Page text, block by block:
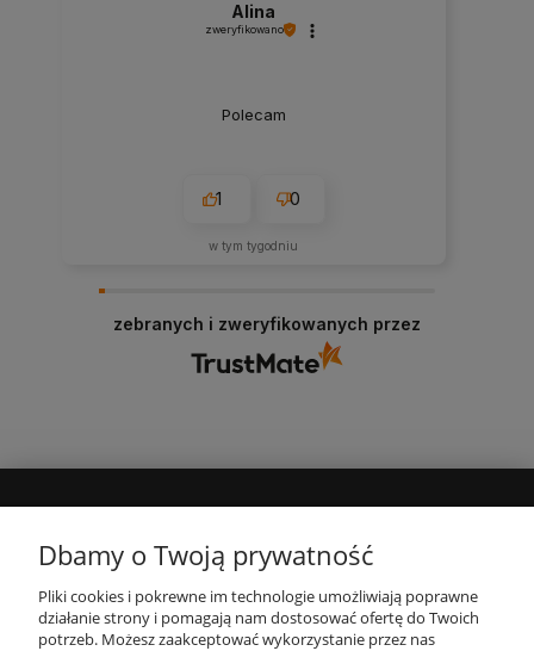
Alina
zweryfikowano
Polecam
1 0
w tym tygodniu
zebranych i zweryfikowanych przez
INFORMACJE
Dbamy o Twoją prywatność
Pliki cookies i pokrewne im technologie umożliwiają poprawne
działanie strony i pomagają nam dostosować ofertę do Twoich
potrzeb. Możesz zaakceptować wykorzystanie przez nas